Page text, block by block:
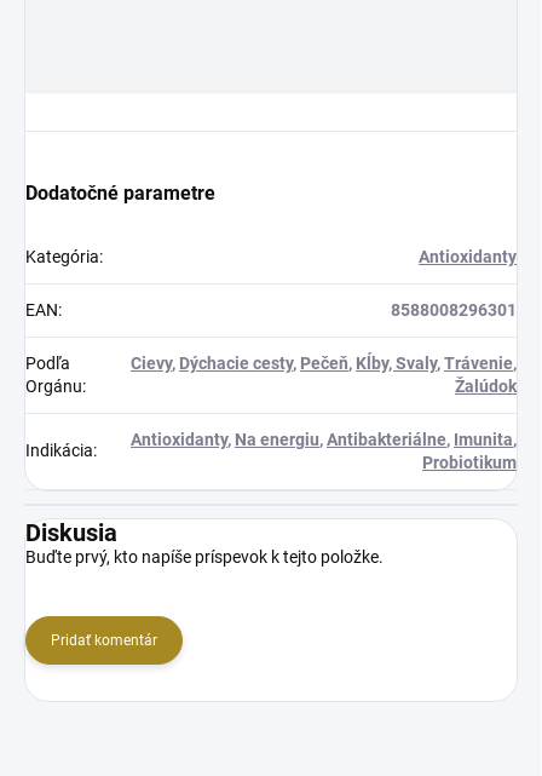
Dodatočné parametre
Kategória: Antioxidanty
EAN: 8588008296301
Podľa
Orgánu:
Cievy, Dýchacie cesty, Pečeň, Kĺby, Svaly,Trávenie,
Žalúdok
Indikácia:
Antioxidanty, Na energiu,Antibakteriálne, Imunita,
Probiotikum
Diskusia
Buďte prvý, kto napíše príspevok k tejto položke.
Pridať komentár